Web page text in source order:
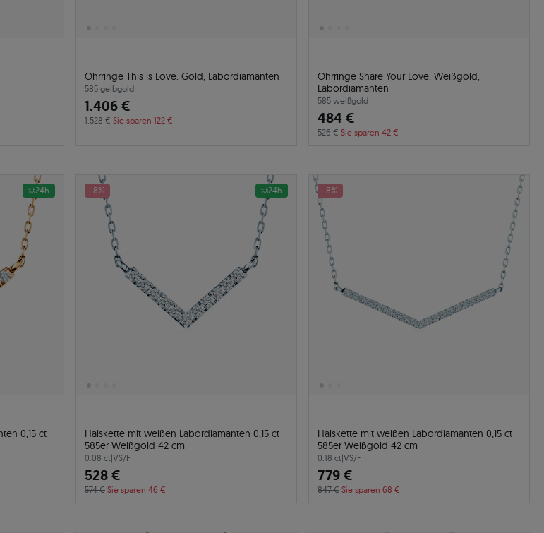
Ohrringe This is Love: Gold, Labordiamanten
585|gelbgold
1.406 €
1.528 € Sie sparen 122 €
Ohrringe Share Your Love: Weißgold,
Labordiamanten
585|weißgold
484 €
526 € Sie sparen 42 €
24h
0,15 ct
-8% 24h
Halskette mit weißen Labordiamanten 0,15 ct
585er Weißgold 42 cm
0.08 ct|VS/F
528 €
574 € Sie sparen 46 €
-8%
Halskette mit weißen Labordiamanten 0,15 ct
585er Weißgold 42 cm
0.18 ct|VS/F
779 €
847 € Sie sparen 68 €